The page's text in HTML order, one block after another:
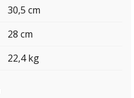
30,5 cm
28 cm
22,4 kg